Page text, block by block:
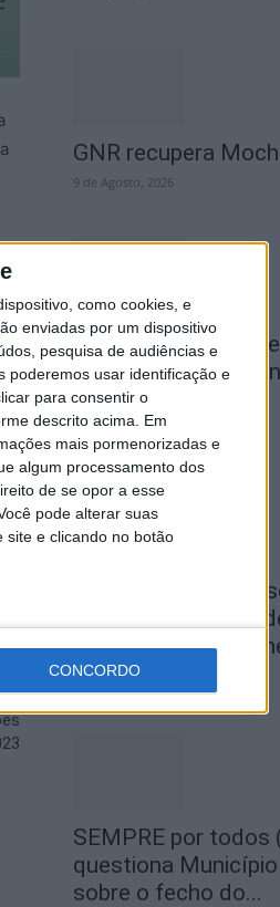
como cookies, e
enviadas por um dispositivo
pesquisa de audiências e
poderemos usar identificação e
para consentir o
descrito acima. Em
mais pormenorizadas e
algum processamento dos
de se opor a esse
pode alterar suas
site e clicando no botão
CONCORDO
GNR recupera
9 de Agosto, 2026
Castelo Branco
Campeonato
Urbano 2026
8 de Agosto, 2026
Segurança das
do abastecimento
justificam
7 de Agosto, 2026
SEMPRE por todos
questiona
sobre o fecho do...